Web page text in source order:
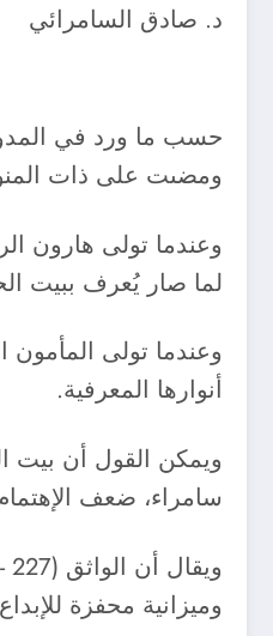
د. صادق السامرائي
ومضىت على ذات المنوال في زمن المهدي (158 –
لما صار يُعرف ببيت الحكمة، الذي
أنوارها المعرفية.
سامراء، ضعف
وميزانية محفزة